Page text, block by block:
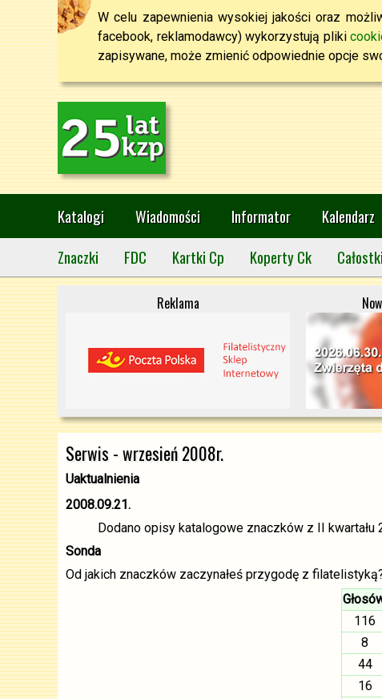
W celu zapewnienia wysokiej jakości oraz
facebook, reklamodawcy) wykorzystują pliki
zapisywane, może zmienić odpowiednie opcje
Katalogi Wiadomości Informator Kalendarz
Znaczki
FDC Kartki Cp Koperty Ck
Reklama
Serwis - wrzesień 2008r.
Uaktualnienia
2008.09.21.
Dodano opisy katalogowe znaczków z II kwartału
Sonda
Od jakich znaczków zaczynałeś przygodę z
116
8
44
16